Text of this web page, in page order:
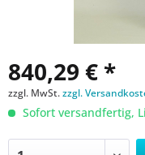
840,29 € *
zzgl. MwSt.zzgl.
Sofort versandfertig,